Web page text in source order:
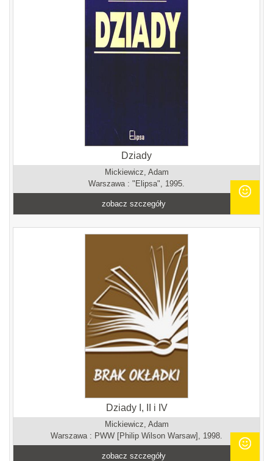
Dziady
Mickiewicz, Adam
Warszawa : "Elipsa", 1995.
zobacz szczegóły
Dziady I, II i IV
Mickiewicz, Adam
Warszawa : PWW [Philip Wilson Warsaw], 1998.
zobacz szczegóły